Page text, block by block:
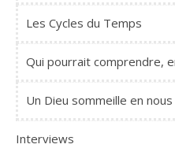
Les Cycles du Temps
Qui pourrait comprendre,
Un Dieu sommeille en nous
Interviews